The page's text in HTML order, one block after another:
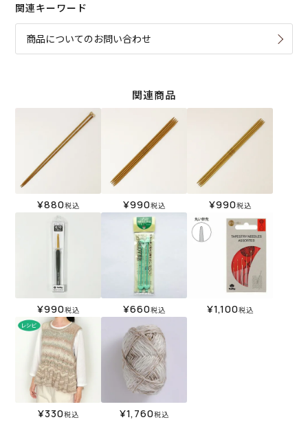
関連キーワード
商品についてのお問い合わせ
関連商品
¥880税込 ¥990税込 ¥990税込
¥990税込 ¥660税込 ¥1,100税込
¥330税込 ¥1,760税込